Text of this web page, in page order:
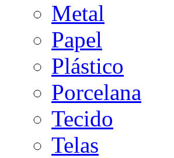
Metal
Papel
Plástico
Porcelana
Tecido
Telas